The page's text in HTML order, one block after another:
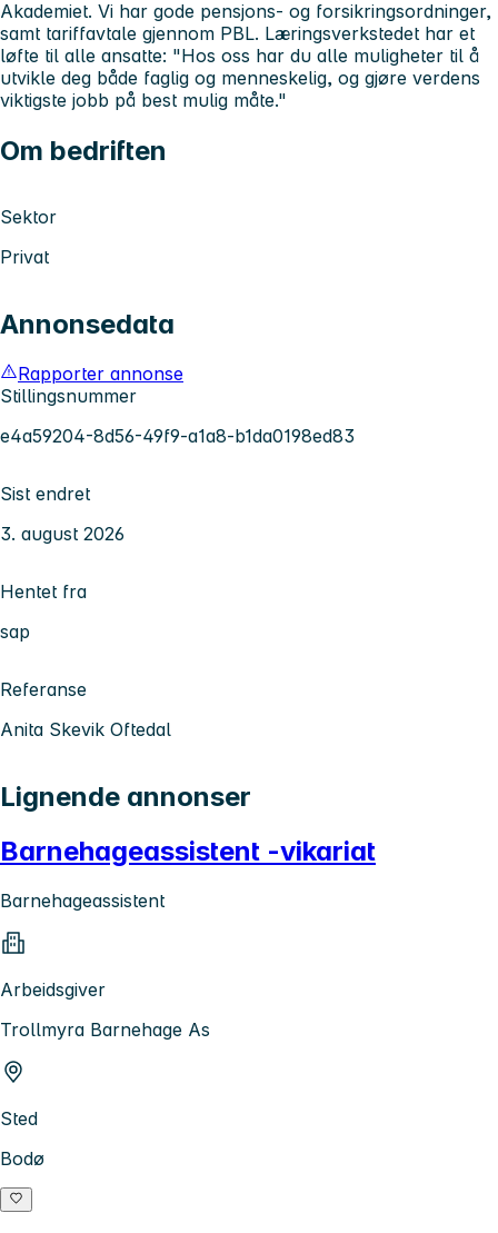
Akademiet. Vi har gode pensjons- og forsikringsordninger,
samt tariffavtale gjennom PBL. Læringsverkstedet har et
løfte til alle ansatte: "Hos oss har du alle muligheter til å
utvikle deg både faglig og menneskelig, og gjøre verdens
viktigste jobb på best mulig måte."
Om bedriften
Sektor
Privat
Annonsedata
Rapporter annonse
Stillingsnummer
e4a59204-8d56-49f9-a1a8-b1da0198ed83
Sist endret
3. august 2026
Hentet fra
sap
Referanse
Anita Skevik Oftedal
Lignende annonser
Barnehageassistent -vikariat
Barnehageassistent
Arbeidsgiver
Trollmyra Barnehage As
Sted
Bodø